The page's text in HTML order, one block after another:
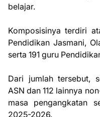
belajar.
Komposisinya terdiri
Pendidikan Jasmani,
serta 191 guru
Dari jumlah tersebut,
ASN dan 112 lainnya
masa pengangkatan
2025-2026.